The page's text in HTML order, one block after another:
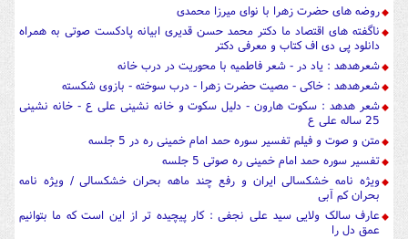
روضه های حضرت زهرا با نوای میرزا محمدی
ناگفته های اقتصاد ما دکتر محمد حسن قدیری ابیانه پادکست صوتی به همراه
دانلود پی دی اف کتاب و معرفی دکتر
شعرهدهد : یاد در - شعر فاطمیه با محوریت در درب خانه
شعرهدهد : خاکی - مصیت حضرت زهرا - درب سوخته - بازوی شکسته
شعر هدهد : سکوت هارون - دلیل سکوت و خانه نشینی علی ع - خانه نشینی
25 ساله علی ع
متن و صوت و فیلم تفسیر سوره حمد امام خمینی ره در 5 جلسه
تفسیر سوره حمد امام خمینی ره صوتی 5 جلسه
ویژه نامه خشکسالی ایران و رفع چند ماهه بحران خشکسالی / ویژه نامه
بحران کم آبی
عارف سالک ولایی سید علی نجفی : کار پیچیده تر از این است که ما بتوانیم
عمق دل را